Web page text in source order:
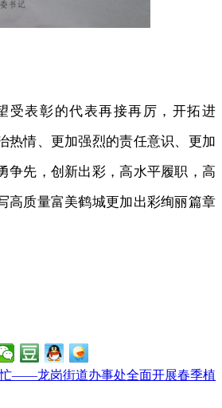
受表彰的代表再接再厉，开拓进
热情、更加强烈的责任意识、更加
争先，创新出彩，高水平履职，高
高质量富美鹤城更加出彩绚丽篇章
——龙岗街道办事处全面开展春季植